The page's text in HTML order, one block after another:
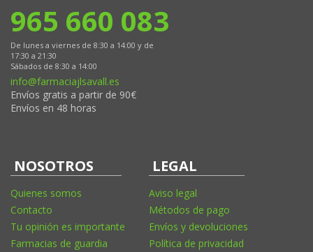
965 660 083
De lunes a viernes de 8:30 a 14:00 y de
17:30 a 21:30
Sábados de 8:30 a 14:00
info@farmaciajlsavall.es
Envíos gratis a partir de 90€
Envíos en 48 horas
NOSOTROS
Quienes somos
Contacto
Tu opinión es importante
Farmacias de guardia
LEGAL
Aviso legal
Métodos de pago
Envíos y devoluciones
Política de privacidad